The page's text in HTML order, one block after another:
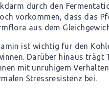
durch den
vorkommen, dass das
aus dem
ist wichtig für den
Darüber hinaus trägt
mit unruhigem
Stressresistenz bei.